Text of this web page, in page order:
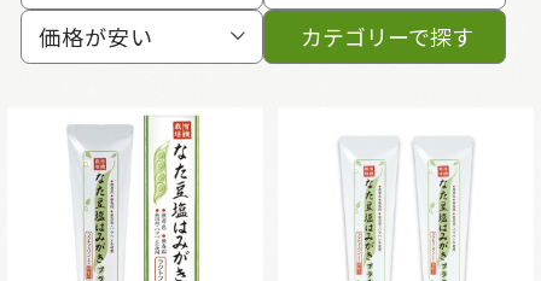
価格が安い
カテゴリーで探す